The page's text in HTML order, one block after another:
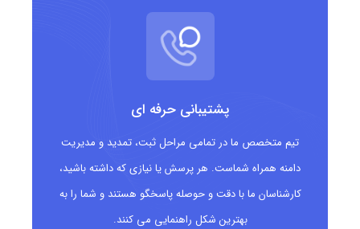
این دامنه گزینه ای ایده آل برای:
برگزارکنندگان بازی های بینگو و بخت آزمایی
نکات مهم پیش از ثبت دامنه .bingo
پشتیبانی حرفه ای
تیم متخصص ما در تمامی مراحل ثبت، تمدید و مدیریت
دامنه همراه شماست. هر پرسش یا نیازی که داشته باشید،
کارشناسان ما با دقت و حوصله پاسخگو هستند و شما را به
بهترین شکل راهنمایی می کنند.